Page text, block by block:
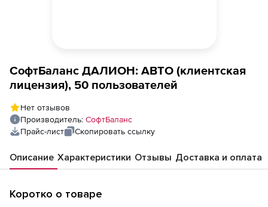
СофтБаланс ДАЛИОН: АВТО (клиентская
лицензия), 50 пользователей
Нет отзывов
Производитель: СофтБаланс
Прайс-лист
Скопировать ссылку
Описание Характеристики Отзывы Доставка и оплата
Коротко о товаре